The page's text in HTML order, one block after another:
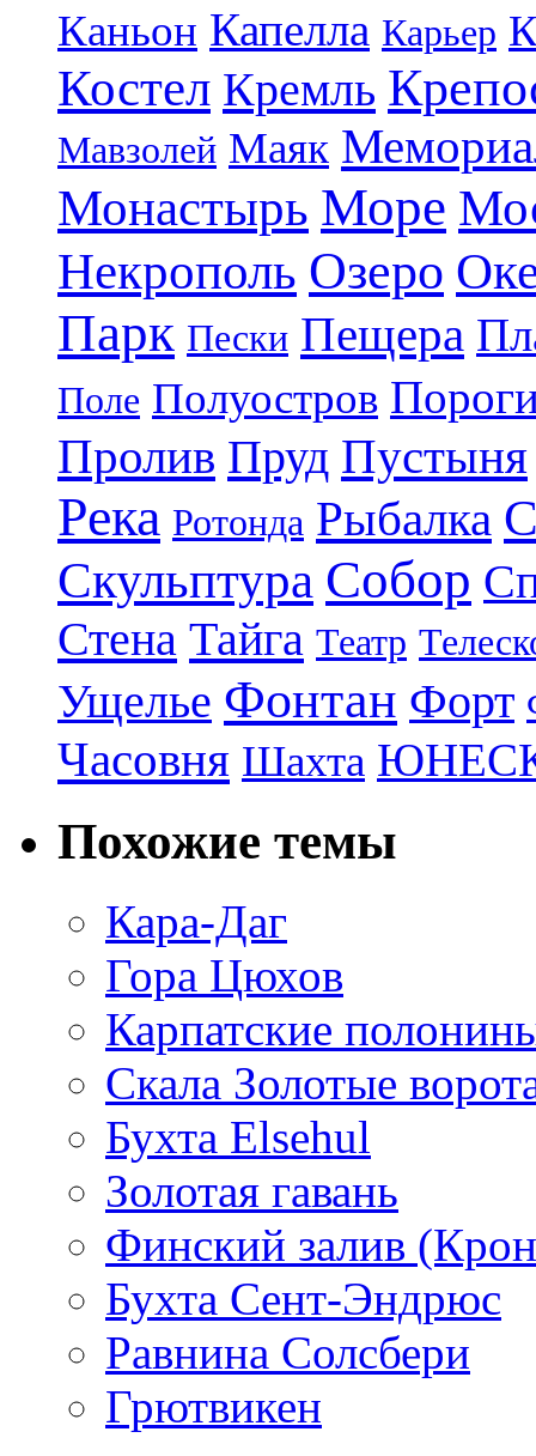
Каньон Капелла Карьер
Костел Кремль
Мавзолей Маяк
Монастырь Море
Некрополь Озеро
Парк Пески Пещера
Поле Полуостров
Пролив Пруд Пустыня
Река Ротонда Рыбалка
Скульптура Собор
Стена Тайга Театр
Ущелье Фонтан Форт
Часовня Шахта
Похожие темы
Кара-Даг
Гора Цюхов
Карпатские
Скала Золотые
Бухта Elsehul
Золотая гавань
Финский залив
Бухта Сент-Эндрюс
Равнина Солсбери
Грютвикен